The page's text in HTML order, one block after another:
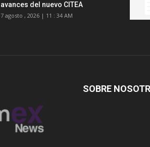
avances del nuevo CITEA
7 agosto , 2026 | 11 : 34 AM
SOBRE